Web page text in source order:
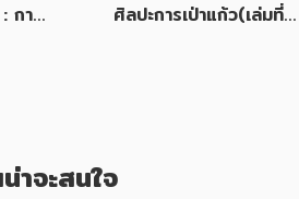
การ
ควา
ศิลปะการเป่าแก้ว(เล่มที่
จะสนใจ